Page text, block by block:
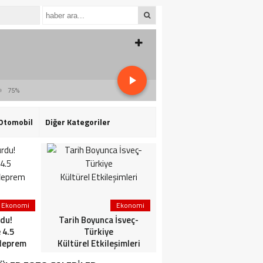
75%
Diğer Kategoriler
Ekonomi
4.5
Ekonomi
Tarih Boyunca İsveç-
Türkiye
Kültürel Etkileşimleri